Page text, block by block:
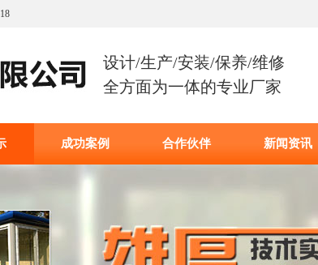
设计/生产/安装/保养/维修
全方面为一体的专业厂家
成功案例 合作伙伴 新闻资讯